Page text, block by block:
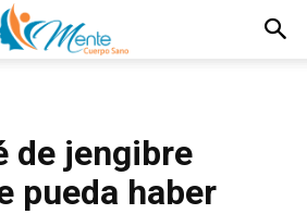
de jengibre
pueda haber